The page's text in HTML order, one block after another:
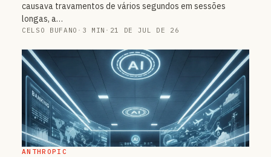
causava travamentos de vários segundos em sessões
longas, a…
CELSO BUFANO · 3 MIN · 21 DE JUL DE 26
ANTHROPIC